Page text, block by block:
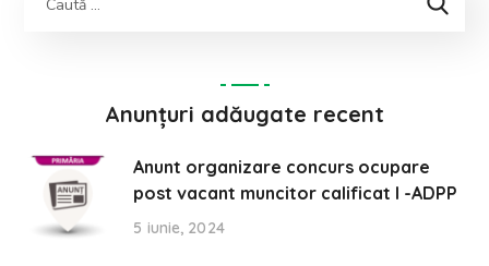
Anunțuri adăugate recent
Anunt organizare concurs ocupare
post vacant muncitor calificat I -ADPP
5 iunie, 2024